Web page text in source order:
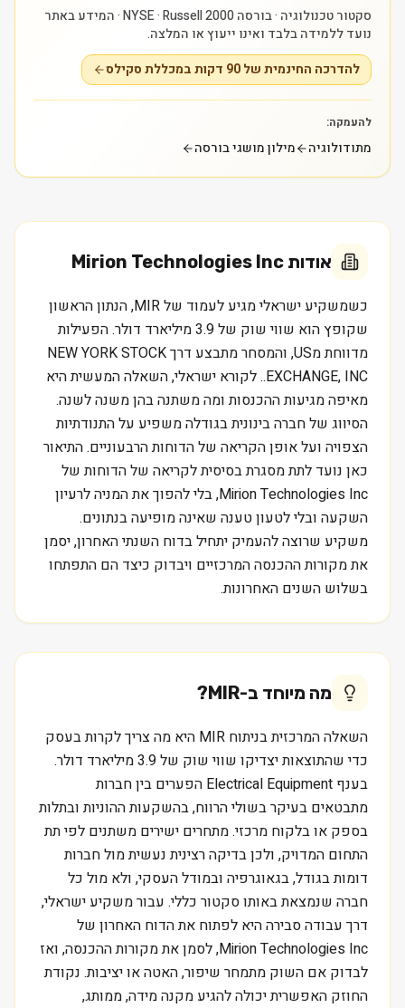
סקטור טכנולוגיה · בורסה NYSE · Russell 2000 · המידע באתר
נועד ללמידה בלבד ואינו ייעוץ או המלצה.
להדרכה החינמית של 90 דקות במכללת סקילס
להעמקה:
מתודולוגיה מילון מושגי בורסה
אודות Mirion Technologies Inc
כשמשקיע ישראלי מגיע לעמוד של MIR, הנתון הראשון
שקופץ הוא שווי שוק של 3.9 מיליארד דולר. הפעילות
מדווחת מUS, והמסחר מתבצע דרך NEW YORK STOCK
EXCHANGE, INC.. לקורא ישראלי, השאלה המעשית היא
מאיפה מגיעות ההכנסות ומה משתנה בהן משנה לשנה.
הסיווג של חברה בינונית בגודלה משפיע על התנודתיות
הצפויה ועל אופן הקריאה של הדוחות הרבעוניים. התיאור
כאן נועד לתת מסגרת בסיסית לקריאה של הדוחות של
Mirion Technologies Inc, בלי להפוך את המניה לרעיון
השקעה ובלי לטעון טענה שאינה מופיעה בנתונים.
משקיע שרוצה להעמיק יתחיל בדוח השנתי האחרון, יסמן
את מקורות ההכנסה המרכזיים ויבדוק כיצד הם התפתחו
בשלוש השנים האחרונות.
מה מיוחד ב-MIR
?
השאלה המרכזית בניתוח MIR היא מה צריך לקרות בעסק
כדי שהתוצאות יצדיקו שווי שוק של 3.9 מיליארד דולר.
בענף Electrical Equipment הפערים בין חברות
מתבטאים בעיקר בשולי הרווח, בהשקעות ההוניות ובתלות
בספק או בלקוח מרכזי. מתחרים ישירים משתנים לפי תת
התחום המדויק, ולכן בדיקה רצינית נעשית מול חברות
דומות בגודל, בגאוגרפיה ובמודל העסקי, ולא מול כל
חברה שנמצאת באותו סקטור כללי. עבור משקיע ישראלי,
דרך עבודה סבירה היא לפתוח את הדוח האחרון של
Mirion Technologies Inc, לסמן את מקורות ההכנסה, ואז
לבדוק אם השוק מתמחר שיפור, האטה או יציבות. נקודת
החוזק האפשרית יכולה להגיע מקנה מידה, ממותג,